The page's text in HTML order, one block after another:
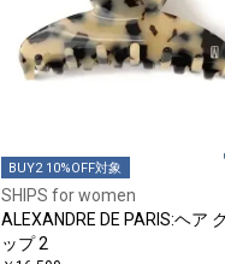
BUY2 10%OFF対象
SHIPS for women
ALEXANDRE DE PARIS:ヘア
ップ 2